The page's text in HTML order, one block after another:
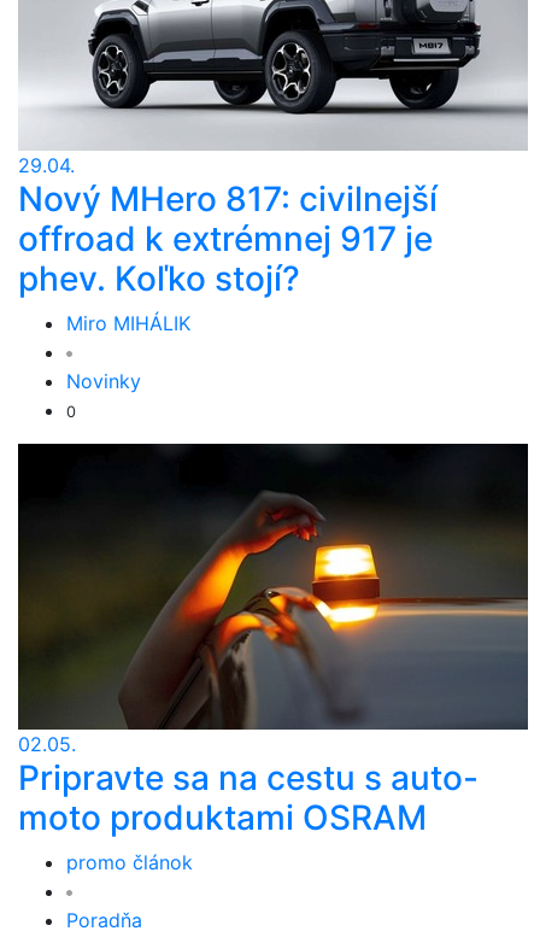
29.04.
Nový MHero 817: civilnejší
offroad k extrémnej 917 je
phev. Koľko stojí?
Miro MIHÁLIK
Novinky
0
02.05.
Pripravte sa na cestu s auto-
moto produktami OSRAM
promo článok
Poradňa